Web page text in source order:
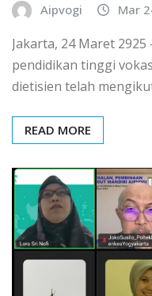
Aipvogi Mar
Jakarta, 24 Maret
pendidikan tinggi
dietisien telah
READ MORE